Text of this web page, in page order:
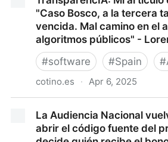
del bono social eléctrico |
"Caso Bosco, a la tercera
vencida. Mal camino en el
algoritmos públicos" -
#software #Spain #
cotino.es · Apr 6, 2025
Bosco, a la tercera tampoco va
camino en el acceso los
La Audiencia Nacional
abrir el código fuente del